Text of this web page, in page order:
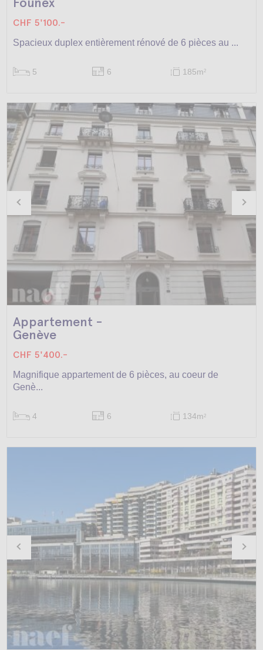
CHF 5'100.-
Spacieux duplex entièrement rénové de 6 pièces au ...
5 6 185m2
Appartement -
Genève
CHF 5'400.-
Magnifique appartement de 6 pièces, au coeur de
Genè...
4 6 134m2